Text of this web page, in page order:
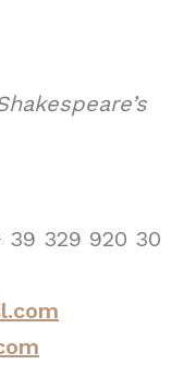
39 329 920 30